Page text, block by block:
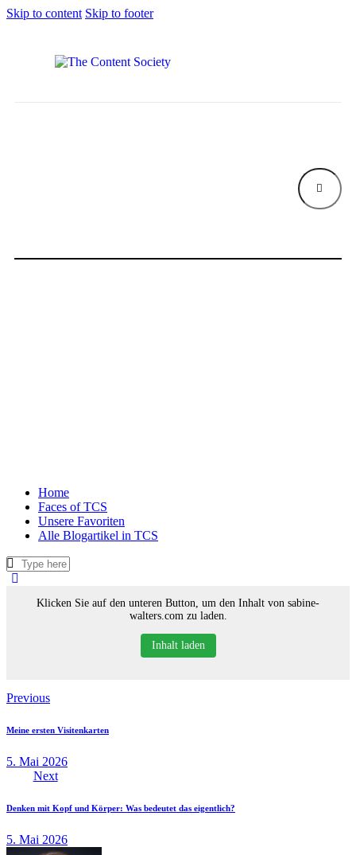
Skip to content Skip to footer
Home
Faces of TCS
Unsere Favoriten
Alle Blogartikel in TCS
Klicken Sie auf den unteren Button, um den Inhalt von sabine-
walters.com zu laden.
Inhalt laden
Previous
Meine ersten Visitenkarten
5. Mai 2026
Next
Denken mit Kopf und Körper: Was bedeutet das eigentlich?
5. Mai 2026